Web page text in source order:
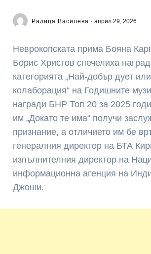
Ралица Василева април 29, 2026
Неврокопската прима Бояна
Борис Христов спечелиха
категорията „Най-добър дует или
колаборация“ на Годишните
награди БНР Топ 20 за 2025
им „Докато те има“ получи
признание, а отличието им бе
генералния директор на БТА
изпълнителния директор на
информационна агенция на
Джоши.